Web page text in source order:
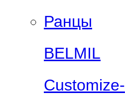
Ранцы
BELMIL
Customize-